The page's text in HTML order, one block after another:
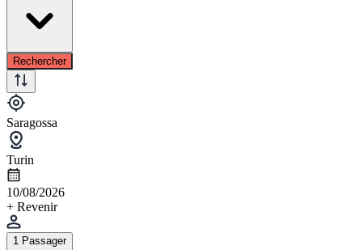
Rechercher
Saragossa
Turin
10/08/2026
+ Revenir
1 Passager